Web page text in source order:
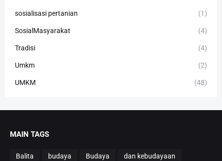
sosialisasi pertanian (1)
SosialMasyarakat (4)
Tradisi (4)
Umkm (2)
UMKM (48)
MAIN TAGS
Balita budaya Budaya dan kebudayaan